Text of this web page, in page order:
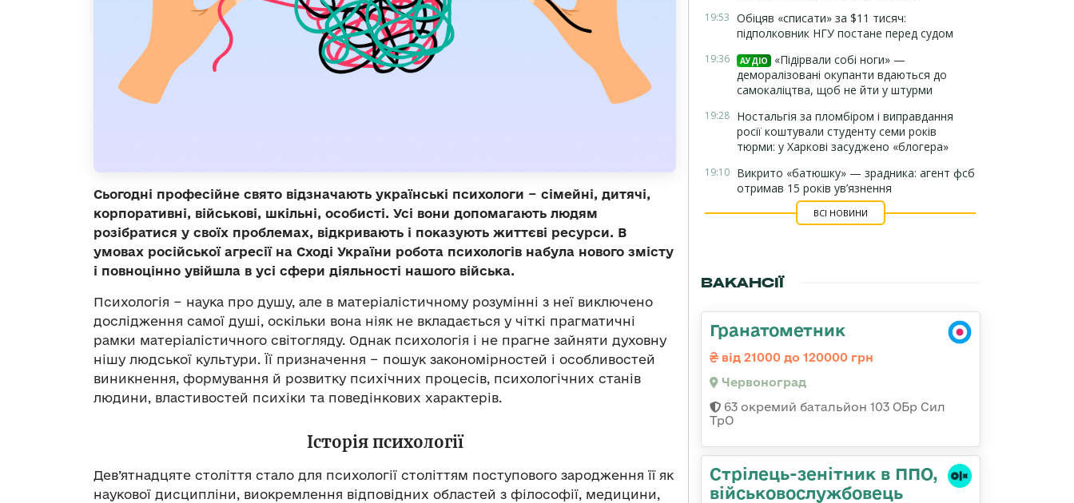
Сьогодні професійне свято відзначають українські психологи − сімейні, дитячі,
корпоративні, військові, шкільні, особисті. Усі вони допомагають людям
розібратися у своїх проблемах, відкривають і показують життєві ресурси. В
умовах російської агресії на Сході України робота психологів набула нового змісту
і повноцінно увійшла в усі сфери діяльності нашого війська.
Психологія − наука про душу, але в матеріалістичному розумінні з неї виключено
дослідження самої душі, оскільки вона ніяк не вкладається у чіткі прагматичні
рамки матеріалістичного світогляду. Однак психологія і не прагне зайняти духовну
нішу людської культури. Її призначення − пошук закономірностей і особливостей
виникнення, формування й розвитку психічних процесів, психологічних станів
людини, властивостей психіки та поведінкових характерів.
Історія психології
Дев’ятнадцяте століття стало для психології століттям поступового зародження її як
наукової дисципліни, виокремлення відповідних областей з філософії, медицини,
19:53 Обіцяв «списати» за $11 тисяч:
підполковник НГУ постане перед судом
19:36 АУДІО
«Підірвали собі ноги» —
деморалізовані окупанти вдаються до
самокаліцтва, щоб не йти у штурми
19:28 Ностальгія за пломбіром і виправдання
росії коштували студенту семи років
тюрми: у Харкові засуджено «блогера»
19:10 Викрито «батюшку» — зрадника: агент фсб
отримав 15 років ув’язнення
ВСІ НОВИНИ
ВАКАНСІЇ
Гранатометник
від 21000 до 120000 грн
Червоноград
63 окремий батальйон 103 ОБр Сил
ТрО
Стрілець-зенітник в ППО,
військовослужбовець